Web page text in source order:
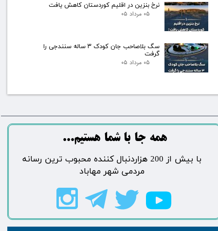
نرخ بنزین در اقلیم کوردستان کاهش یافت
۰۵ مرداد ۰۵
سگ بلاصاحب جان کودک ۳ ساله سنندجی را
گرفت
۰۵ مرداد ۰۵
​​​همه جا با شما هستیم...​​​​​​​​​​​​​​
​با بیش از 200 هزاردنبال کننده محبوب ترین رسانه
مردمی شهر مهاباد​​​​​​​​​​​​​​